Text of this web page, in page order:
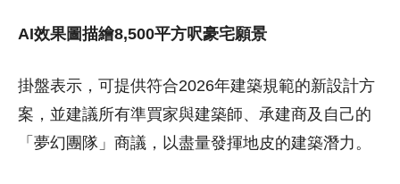
AI效果圖描繪8,500平方呎豪宅願景
掛盤表示，可提供符合2026年建築規範的新設計方
案，並建議所有準買家與建築師、承建商及自己的
「夢幻團隊」商議，以盡量發揮地皮的建築潛力。